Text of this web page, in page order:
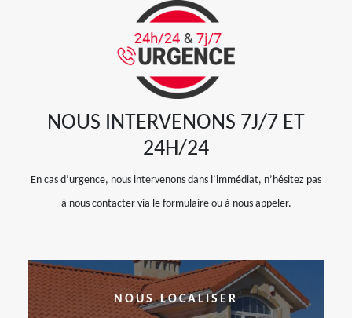
NOUS INTERVENONS 7J/7 ET
24H/24
En cas d’urgence, nous intervenons dans l’immédiat, n’hésitez pas
à nous contacter via le formulaire ou à nous appeler.
NOUS LOCALISER